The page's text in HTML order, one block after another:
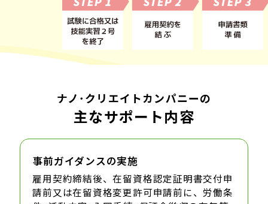
ナノ･クリエイトカンパニーの
主なサポート内容
事前ガイダンスの実施
雇用契約締結後、在留資格認定証明書交付申
請前又は在留資格変更許可申請前に、労働条